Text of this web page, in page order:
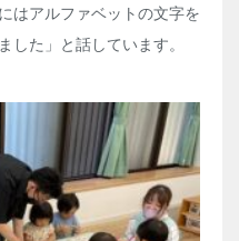
はアルファベットの文字を
した」と話しています。